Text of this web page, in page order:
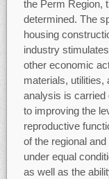
the Perm Region,
determined. The
housing
industry
other economic
materials, utilities,
analysis is carried
to improving the
reproductive
of the regional
under equal
as well as the